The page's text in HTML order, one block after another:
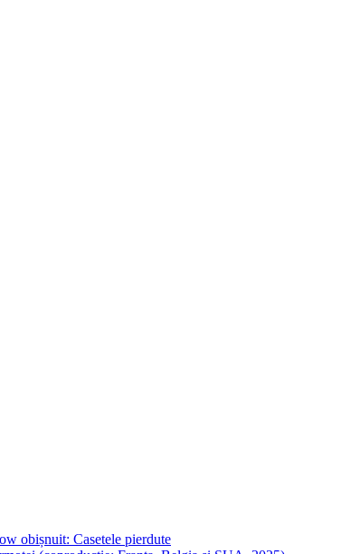
obișnuit: Casetele pierdute